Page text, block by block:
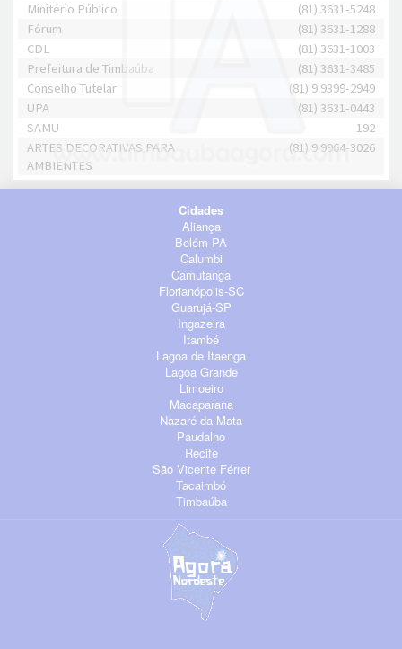
Minitério Público
(81) 3631-5248
Fórum
(81) 3631-1288
CDL
(81) 3631-1003
Prefeitura de Timbaúba
(81) 3631-3485
Conselho Tutelar
(81) 9 9399-2949
UPA
(81) 3631-0443
SAMU
192
ARTES DECORATIVAS PARA
AMBIENTES
(81) 9 9964-3026
Cidades
Aliança
Belém-PA
Calumbi
Camutanga
Florianópolis-SC
Guarujá-SP
Ingazeira
Itambé
Lagoa de Itaenga
Lagoa Grande
Limoeiro
Macaparana
Nazaré da Mata
Paudalho
Recife
São Vicente Férrer
Tacaimbó
Timbaúba